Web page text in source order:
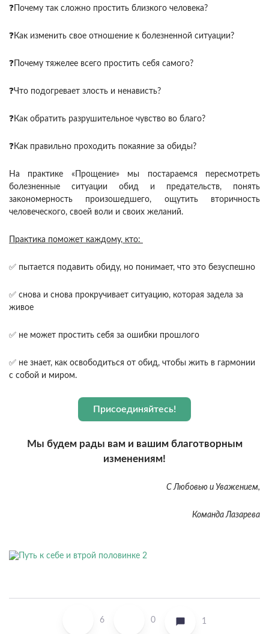
❓Почему так сложно простить близкого человека?
❓Как изменить свое отношение к болезненной ситуации?
❓Почему тяжелее всего простить себя самого?
❓Что подогревает злость и ненависть?
❓Как обратить разрушительное чувство во благо?
❓Как правильно проходить покаяние за обиды?
На практике «Прощение» мы постараемся пересмотреть
болезненные ситуации обид и предательств, понять
закономерность произошедшего, ощутить вторичность
человеческого, своей воли и своих желаний.
Практика поможет каждому, кто:
✅ пытается подавить обиду, но понимает, что это безуспешно
✅ снова и снова прокручивает ситуацию, которая задела за
живое
✅ не может простить себя за ошибки прошлого
✅ не знает, как освободиться от обид, чтобы жить в гармонии
с собой и миром.
Присоединяйтесь!
Мы будем рады вам и вашим благотворным
изменениям!
С Любовью и Уважением,
Команда Лазарева
6 0 1